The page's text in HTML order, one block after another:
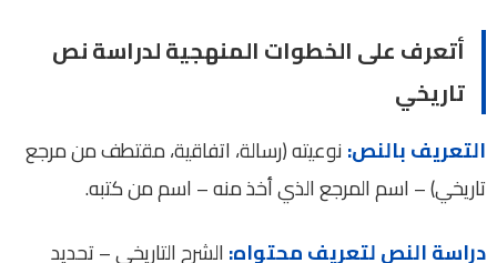
أتعرف على الخطوات المنهجية لدراسة نص
تاريخي
التعريف بالنص: نوعيته (رسالة، اتفاقية، مقتطف من مرجع
تاريخي) – اسم المرجع الذي أخذ منه – اسم من كتبه.
دراسة النص لتعريف محتواه: الشرح التاريخي – تحديد